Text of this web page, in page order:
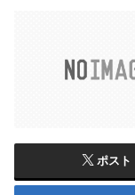
ポスト